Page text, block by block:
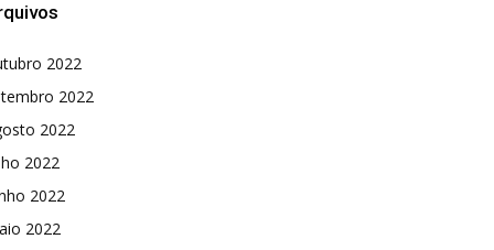
2022
2022
2022
2022
2022
2022